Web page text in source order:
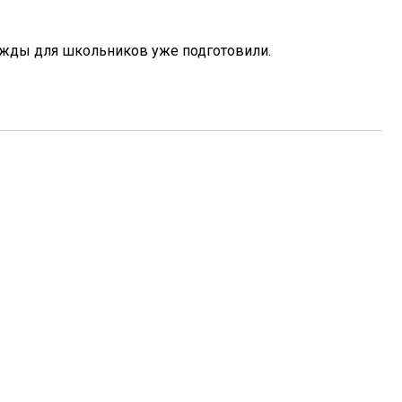
для школьников уже подготовили.